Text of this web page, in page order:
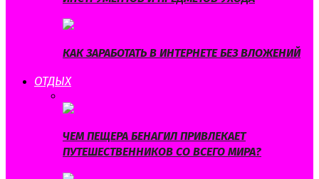
КАК ЗАРАБОТАТЬ В ИНТЕРНЕТЕ БЕЗ ВЛОЖЕНИЙ
ОТДЫХ
ЧЕМ ПЕЩЕРА БЕНАГИЛ ПРИВЛЕКАЕТ
ПУТЕШЕСТВЕННИКОВ СО ВСЕГО МИРА?